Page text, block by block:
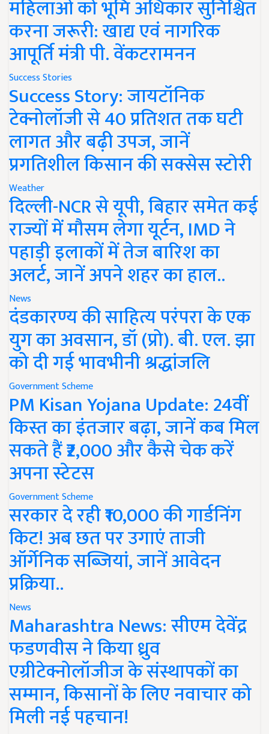
महिलाओं को भूमि अधिकार सुनिश्चित
करना जरूरी: खाद्य एवं नागरिक
आपूर्ति मंत्री पी. वेंकटरामनन
Success Stories
Success Story: जायटॉनिक
टेक्नोलॉजी से 40 प्रतिशत तक घटी
लागत और बढ़ी उपज, जानें
प्रगतिशील किसान की सक्सेस स्टोरी
Weather
दिल्ली-NCR से यूपी, बिहार समेत कई
राज्यों में मौसम लेगा यूर्टन, IMD ने
पहाड़ी इलाकों में तेज बारिश का
अलर्ट, जानें अपने शहर का हाल..
News
दंडकारण्य की साहित्य परंपरा के एक
युग का अवसान, डॉ (प्रो). बी. एल. झा
को दी गई भावभीनी श्रद्धांजलि
Government Scheme
PM Kisan Yojana Update: 24वीं
किस्त का इंतजार बढ़ा, जानें कब मिल
सकते हैं ₹2,000 और कैसे चेक करें
अपना स्टेटस
Government Scheme
सरकार दे रही ₹10,000 की गार्डनिंग
किट! अब छत पर उगाएं ताजी
ऑर्गेनिक सब्जियां, जानें आवेदन
प्रक्रिया..
News
Maharashtra News: सीएम देवेंद्र
फडणवीस ने किया ध्रुव
एग्रीटेक्नोलॉजीज के संस्थापकों का
सम्मान, किसानों के लिए नवाचार को
मिली नई पहचान!